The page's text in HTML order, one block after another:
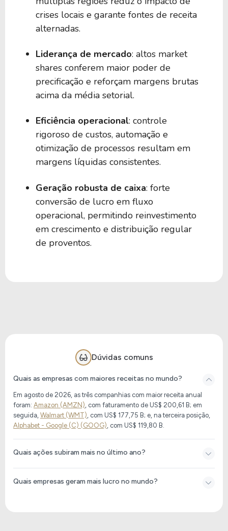
crises locais e garante fontes de receita
alternadas.
Liderança de mercado: altos market
shares conferem maior poder de
precificação e reforçam margens brutas
acima da média setorial.
Eficiência operacional: controle
rigoroso de custos, automação e
otimização de processos resultam em
margens líquidas consistentes.
Geração robusta de caixa: forte
conversão de lucro em fluxo
operacional, permitindo reinvestimento
em crescimento e distribuição regular
de proventos.
Dúvidas comuns
Quais as empresas com maiores receitas no mundo?
Em agosto de 2026, as três companhias com maior receita anual
foram: Amazon (AMZN), com faturamento de US$ 200,61 B; em
seguida, Walmart (WMT), com US$ 177,75 B; e, na terceira posição,
Alphabet - Google (C) (GOOG), com US$ 119,80 B.
Quais ações subiram mais no último ano?
Quais empresas geram mais lucro no mundo?